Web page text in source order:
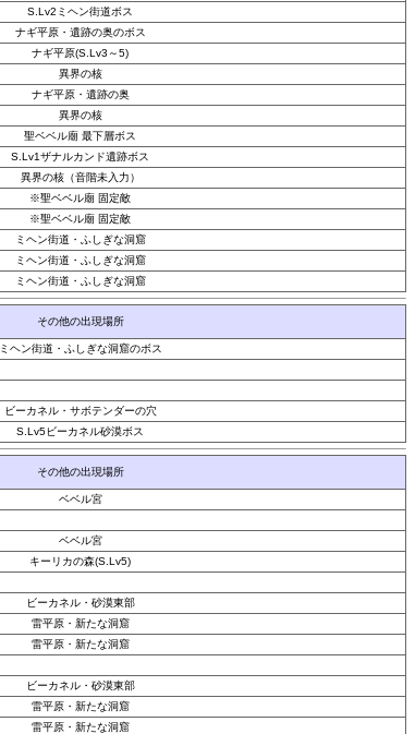
S.Lv2ミヘン街道ボス
ナギ平原・遺跡の奥のボス
ナギ平原(S.Lv3～5)
異界の核
ナギ平原・遺跡の奥
異界の核
聖ベベル廟 最下層ボス
S.Lv1ザナルカンド遺跡ボス
異界の核（音階未入力）
※聖ベベル廟 固定敵
※聖ベベル廟 固定敵
ミヘン街道・ふしぎな洞窟
ミヘン街道・ふしぎな洞窟
ミヘン街道・ふしぎな洞窟
その他の出現場所
ミヘン街道・ふしぎな洞窟のボス
ビーカネル・サボテンダーの穴
S.Lv5ビーカネル砂漠ボス
その他の出現場所
ベベル宮
ベベル宮
キーリカの森(S.Lv5)
ビーカネル・砂漠東部
雷平原・新たな洞窟
雷平原・新たな洞窟
ビーカネル・砂漠東部
雷平原・新たな洞窟
雷平原・新たな洞窟